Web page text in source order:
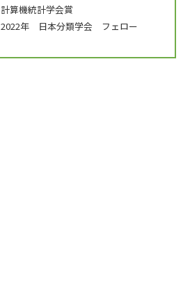
計算機統計学会賞
2022年 日本分類学会 フェロー